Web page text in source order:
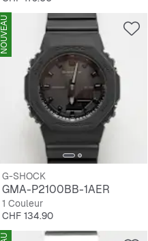
NOUVEAU
G-SHOCK
GMA-P2100BB-1AER
1 Couleur
Prix
CHF 134.90